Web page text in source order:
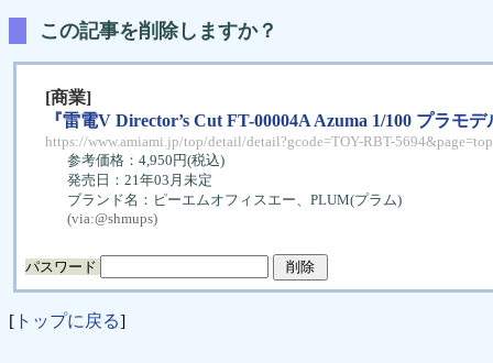
この記事を削除しますか？
[商業]
『雷電V Director’s Cut FT-00004A Azuma 1/100 プラモ
https://www.amiami.jp/top/detail/detail?gcode=TOY-RBT-5694&page=top
参考価格：4,950円(税込)
発売日：21年03月未定
ブランド名：ピーエムオフィスエー、PLUM(プラム)
(via:@shmups)
パスワード
[ トップに戻る]